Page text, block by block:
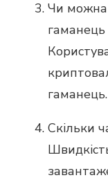
Чи можна
гаманець
гаманець.
Скільки